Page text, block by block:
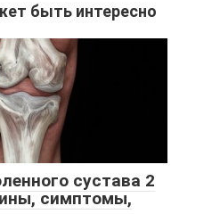
быть интересно
сустава 2
симптомы,